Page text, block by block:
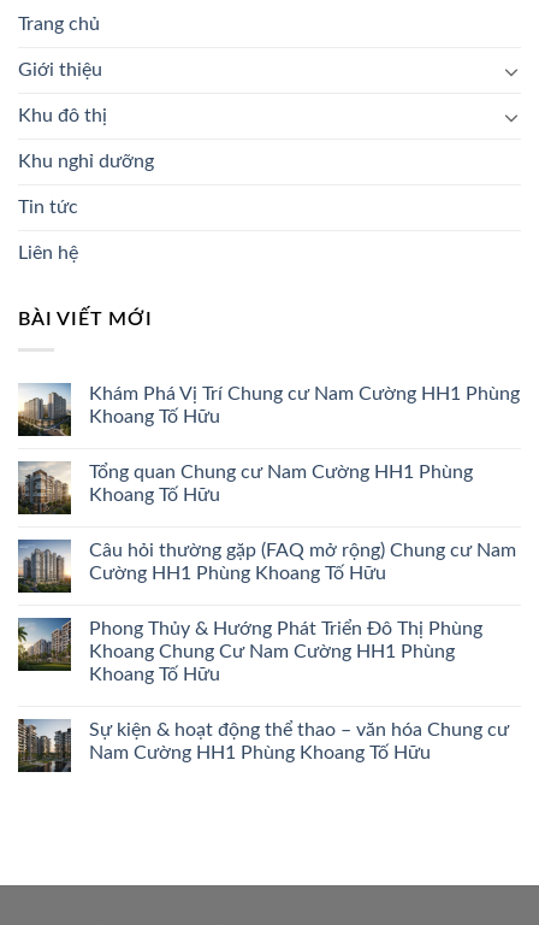
Trang chủ
Giới thiệu
Khu đô thị
Khu nghỉ dưỡng
Tin tức
Liên hệ
BÀI VIẾT MỚI
Khám Phá Vị Trí Chung cư Nam Cường HH1 Phùng
Khoang Tố Hữu
Tổng quan Chung cư Nam Cường HH1 Phùng
Khoang Tố Hữu
Câu hỏi thường gặp (FAQ mở rộng) Chung cư Nam
Cường HH1 Phùng Khoang Tố Hữu
Phong Thủy & Hướng Phát Triển Đô Thị Phùng
Khoang Chung Cư Nam Cường HH1 Phùng
Khoang Tố Hữu
Sự kiện & hoạt động thể thao – văn hóa Chung cư
Nam Cường HH1 Phùng Khoang Tố Hữu